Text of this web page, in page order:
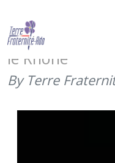
JNBAT –
« pour eux,
le Rhône
By Terre